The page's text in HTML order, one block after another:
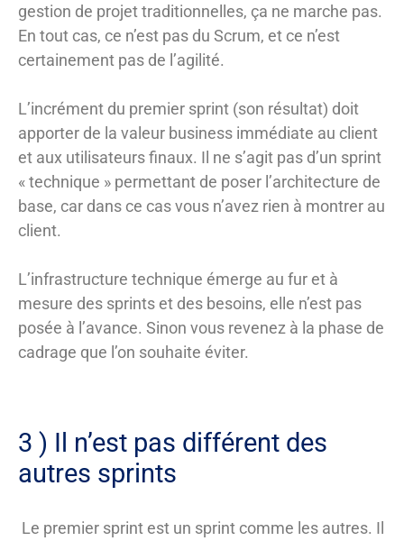
gestion de projet traditionnelles, ça ne marche pas.
En tout cas, ce n’est pas du Scrum, et ce n’est
certainement pas de l’agilité.
L’incrément du premier sprint (son résultat) doit
apporter de la valeur business immédiate au client
et aux utilisateurs finaux. Il ne s’agit pas d’un sprint
« technique » permettant de poser l’architecture de
base, car dans ce cas vous n’avez rien à montrer au
client.
L’infrastructure technique émerge au fur et à
mesure des sprints et des besoins, elle n’est pas
posée à l’avance. Sinon vous revenez à la phase de
cadrage que l’on souhaite éviter.
3 ) Il n’est pas différent des
autres sprints
Le premier sprint est un sprint comme les autres. Il